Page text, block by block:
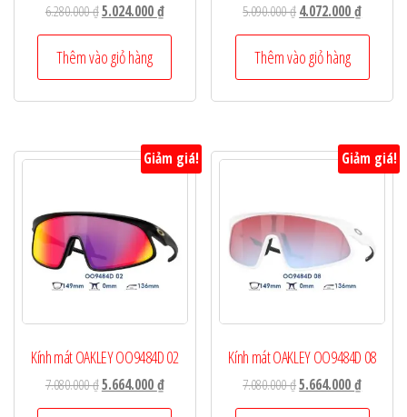
6.280.000₫Giá
gốc
là:
6.280.000 ₫.
5.024.000₫Giá
hiện
là:
5.024.000 ₫.
Thêm vào giỏ hàng
5.090.000₫Giá
gốc
là:
5.090.000 ₫.
4.072.000₫Giá
hiện
là:
Thêm vào giỏ hàng
Giảm giá!
Kính mát OAKLEY OO9484D 02
7.080.000₫Giá
gốc
5.664.000₫Giá
hiện
Giảm giá!
Kính mát OAKLEY OO9484D 08
7.080.000₫Giá
gốc
5.664.000₫Giá
hiện